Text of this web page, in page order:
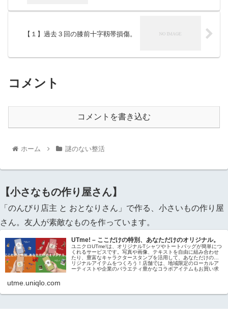
【１】過去３回の膝前十字靱帯損傷。
コメント
コメントを書き込む
ホーム 謎のない整活
【小さなもの作り屋さん】
「のんびり店主 と おとなりさん」で作る、小さいもの作り屋
さん。友人が素敵なものを作っています。
UTme! – ここだけの特別、あなただけのオリジナル。
ユニクロUTme!は、オリジナルTシャツやトートバッグが簡単につ
くれるサービスです。写真や画像、テキストを自由に組み合わせ
たり、豊富なキャラクタースタンプを活用して、あなただけのオ
リジナルアイテムをつくろう！店舗では、地域限定のローカルア
ーティストや企業のバラエティ豊かなコラボアイテムもお買い求
utme.uniqlo.com